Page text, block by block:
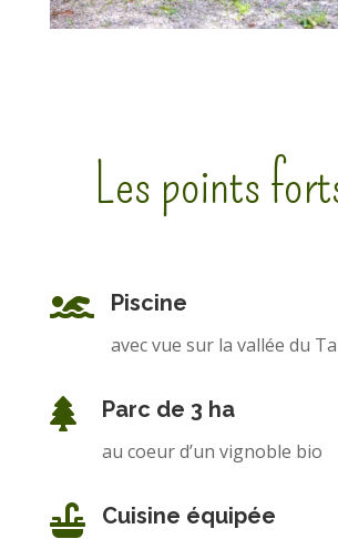
Les points
 Piscine
avec vue sur la vallée du
 Parc de 3 ha
au coeur d’un vignoble bio
 Cuisine équipée